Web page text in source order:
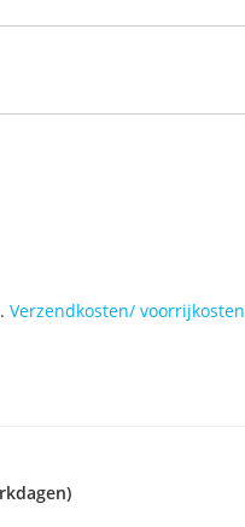
Verzendkosten/ voorrijkosten